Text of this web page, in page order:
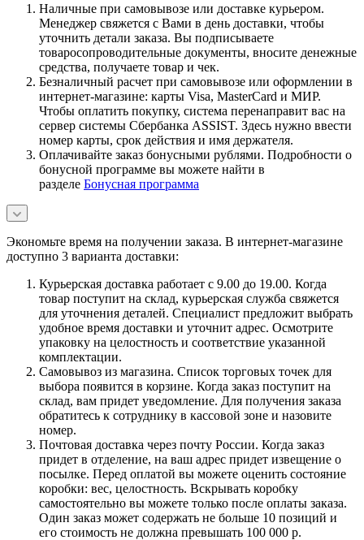
Наличные при самовывозе или доставке курьером.
Менеджер свяжется с Вами в день доставки, чтобы
уточнить детали заказа. Вы подписываете
товаросопроводительные документы, вносите денежные
средства, получаете товар и чек.
Безналичный расчет при самовывозе или оформлении в
интернет-магазине: карты Visa, MasterCard и МИР.
Чтобы оплатить покупку, система перенаправит вас на
сервер системы Сбербанка ASSIST. Здесь нужно ввести
номер карты, срок действия и имя держателя.
Оплачивайте заказ бонусными рублями. Подробности о
бонусной программе вы можете найти в
разделе Бонусная программа
Экономьте время на получении заказа. В интернет-магазине
доступно 3 варианта доставки:
Курьерская доставка работает с 9.00 до 19.00. Когда
товар поступит на склад, курьерская служба свяжется
для уточнения деталей. Специалист предложит выбрать
удобное время доставки и уточнит адрес. Осмотрите
упаковку на целостность и соответствие указанной
комплектации.
Самовывоз из магазина. Список торговых точек для
выбора появится в корзине. Когда заказ поступит на
склад, вам придет уведомление. Для получения заказа
обратитесь к сотруднику в кассовой зоне и назовите
номер.
Почтовая доставка через почту России. Когда заказ
придет в отделение, на ваш адрес придет извещение о
посылке. Перед оплатой вы можете оценить состояние
коробки: вес, целостность. Вскрывать коробку
самостоятельно вы можете только после оплаты заказа.
Один заказ может содержать не больше 10 позиций и
его стоимость не должна превышать 100 000 р.